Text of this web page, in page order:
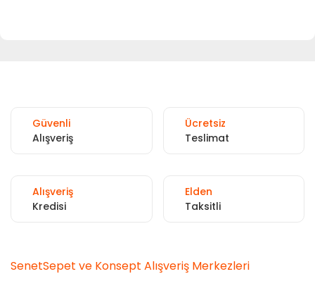
Güvenli
Alışveriş
Ücretsiz
Teslimat
Alışveriş
Kredisi
Elden
Taksitli
SenetSepet ve Konsept Alışveriş Merkezleri